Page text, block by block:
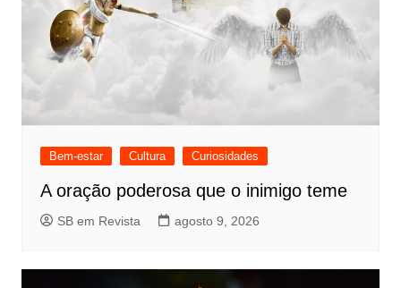
Bem-estar Cultura Curiosidades
A oração poderosa que o inimigo teme
SB em Revista agosto 9, 2026